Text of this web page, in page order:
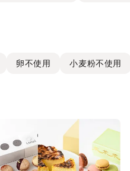
卵不使用 小麦粉不使用